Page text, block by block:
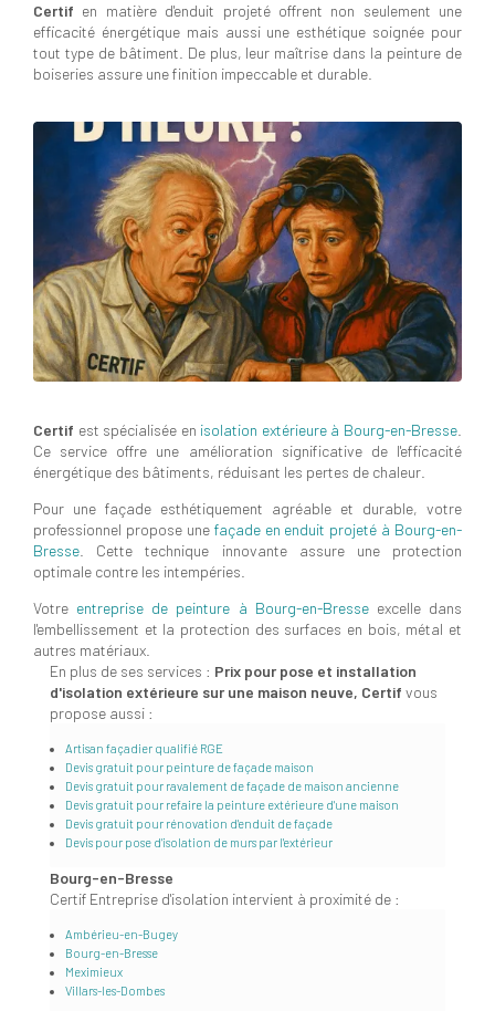
Certif en matière d'enduit projeté offrent non seulement une
efficacité énergétique mais aussi une esthétique soignée pour
tout type de bâtiment. De plus, leur maîtrise dans la peinture de
boiseries assure une finition impeccable et durable.
Certif est spécialisée en isolation extérieure à Bourg-en-Bresse
Ce service offre une amélioration significative de l'efficacité
énergétique des bâtiments, réduisant les pertes de chaleur.
Pour une façade esthétiquement agréable et durable, votre
professionnel propose une façade en enduit projeté à Bourg-en-
Bresse . Cette technique innovante assure une protection
optimale contre les intempéries.
Votre entreprise de peinture à Bourg-en-Bresseexcelle dans
l'embellissement et la protection des surfaces en bois, métal et
autres matériaux.
En plus de ses services : Prix pour pose et installation
d'isolation extérieure sur une maison neuve, Certif vous
propose aussi :
Artisan façadier qualifié RGE
Devis gratuit pour peinture de façade maison
Devis gratuit pour ravalement de façade de maison ancienne
Devis gratuit pour refaire la peinture extérieure d'une maison
Devis gratuit pour rénovation d'enduit de façade
Devis pour pose d'isolation de murs par l'extérieur
Bourg-en-Bresse
Certif Entreprise d'isolation intervient à proximité de :
Ambérieu-en-Bugey
Bourg-en-Bresse
Meximieux
Villars-les-Dombes